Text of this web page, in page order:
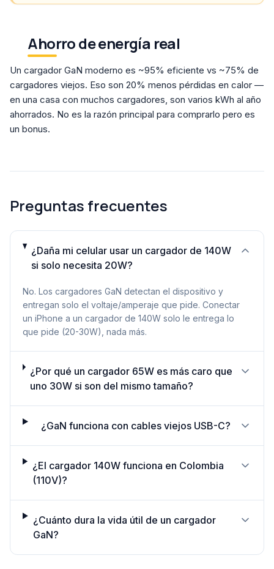
Ahorro de energía real
Un cargador GaN moderno es ~95% eficiente vs ~75% de
cargadores viejos. Eso son 20% menos pérdidas en calor —
en una casa con muchos cargadores, son varios kWh al año
ahorrados. No es la razón principal para comprarlo pero es
un bonus.
Preguntas frecuentes
¿Daña mi celular usar un cargador de 140W
si solo necesita 20W?
No. Los cargadores GaN detectan el dispositivo y
entregan solo el voltaje/amperaje que pide. Conectar
un iPhone a un cargador de 140W solo le entrega lo
que pide (20-30W), nada más.
¿Por qué un cargador 65W es más caro que
uno 30W si son del mismo tamaño?
¿GaN funciona con cables viejos USB-C?
¿El cargador 140W funciona en Colombia
(110V)?
¿Cuánto dura la vida útil de un cargador
GaN?